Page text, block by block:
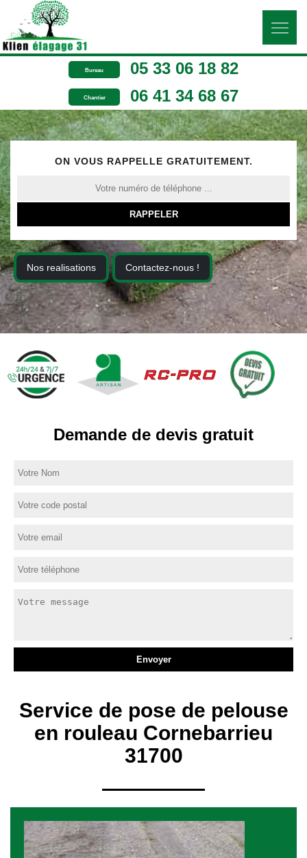
Bureau 05 33 06 18 82
Chantier 06 41 34 68 67
ON VOUS RAPPELLE GRATUITEMENT.
Nos realisations Contactez-nous !
Demande de devis gratuit
Service de pose de pelouse
en rouleau Cornebarrieu
31700